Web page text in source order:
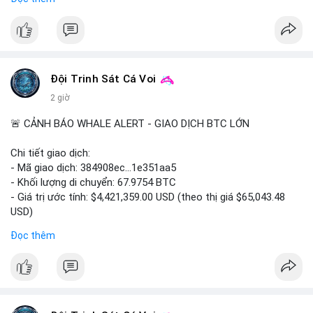
📰 Nguồn: Cointelegraph
Đội Trinh Sát Cá Voi
2 giờ
🚨 CẢNH BÁO WHALE ALERT - GIAO DỊCH BTC LỚN
Chi tiết giao dịch:
- Mã giao dịch: 384908ec...1e351aa5
- Khối lượng di chuyển: 67.9754 BTC
- Giá trị ước tính: $4,421,359.00 USD (theo thị giá $65,043.48
USD)
Khối lượng 67.97 BTC trị giá hơn 4.4 triệu USD được di chuyển
Đọc thêm